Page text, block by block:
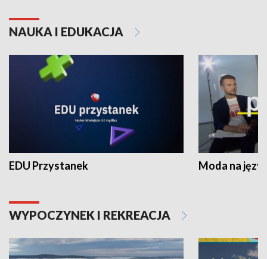
NAUKA I EDUKACJA
EDU Przystanek Moda na
WYPOCZYNEK I REKREACJA